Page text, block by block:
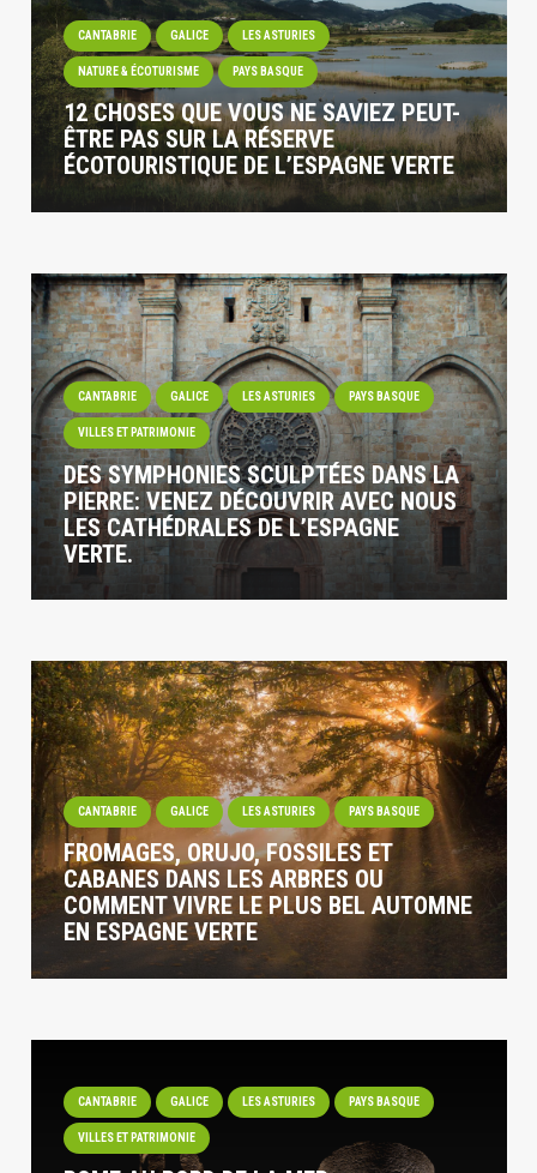
CANTABRIE GALICE LES ASTURIES
NATURE & ÉCOTURISME PAYS BASQUE
12 CHOSES QUE VOUS NE SAVIEZ PEUT-
ÊTRE PAS SUR LA RÉSERVE
ÉCOTOURISTIQUE DE L’ESPAGNE VERTE
CANTABRIE GALICE LES ASTURIES PAYS BASQUE
VILLES ET PATRIMONIE
DES SYMPHONIES SCULPTÉES DANS LA
PIERRE: VENEZ DÉCOUVRIR AVEC NOUS
LES CATHÉDRALES DE L’ESPAGNE
VERTE.
CANTABRIE GALICE LES ASTURIES PAYS BASQUE
FROMAGES, ORUJO, FOSSILES ET
CABANES DANS LES ARBRES OU
COMMENT VIVRE LE PLUS BEL AUTOMNE
EN ESPAGNE VERTE
CANTABRIE GALICE LES ASTURIES PAYS BASQUE
VILLES ET PATRIMONIE